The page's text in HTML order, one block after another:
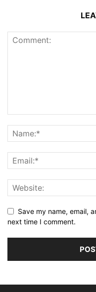
Save my name, email,
next time I comment.